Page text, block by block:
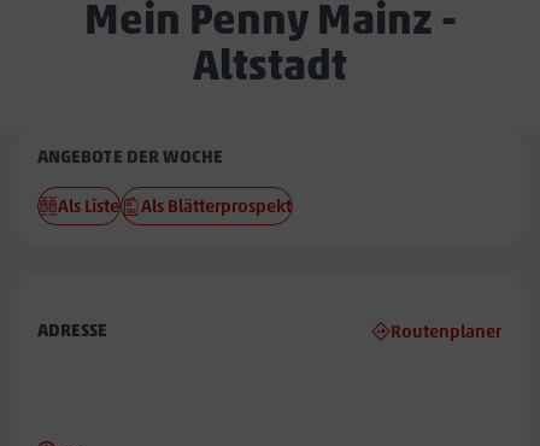
Mein Penny Mainz -
Altstadt
Penny
Mainz
ANGEBOTE DER WOCHE
Als Liste Als Blätterprospekt
ADRESSE Routenplaner